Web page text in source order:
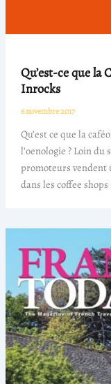
Qu’est-ce que la
Inrocks
6 novembre 2017
Qu’est ce que la
l’oenologie ? Loin
promoteurs vendent
dans les coffee